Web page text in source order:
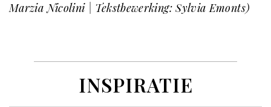
Marzia Nicolini | Tekstbewerking: Sylvia Emonts)
INSPIRATIE